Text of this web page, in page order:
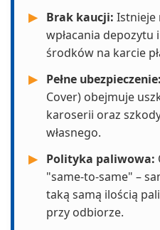
▶
Brak kaucji: Istnieje
wpłacania depozytu
środków na karcie
▶
Pełne ubezpieczenie:
Cover) obejmuje
karoserii oraz
własnego.
▶
Polityka paliwowa:
"same-to-same" –
taką samą ilością
przy odbiorze.